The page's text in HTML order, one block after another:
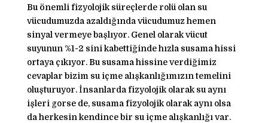
Bu önemli fizyolojik süreçlerde rolü olan su
vücudumuzda azaldığında vücudumuz hemen
sinyal vermeye başlıyor. Genel olarak vücut
suyunun %1-2 sini kabettiğinde hızla susama hissi
ortaya çıkıyor. Bu susama hissine verdiğimiz
cevaplar bizim su içme alışkanlığımızın temelini
oluşturuyor. İnsanlarda fizyolojik olarak su aynı
işleri gorse de, susama fizyolojik olarak aynı olsa
da herkesin kendince bir su içme alışkanlığı var.